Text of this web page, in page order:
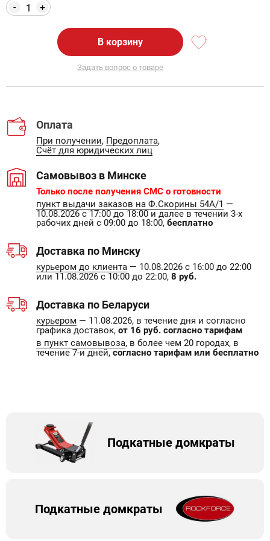
+
-
В корзину
Задать вопрос о товаре
Оплата
При получении, Предоплата,
Счёт для юридических лиц
Самовывоз в Минске
Только после получения СМС о готовности
пункт выдачи заказов на Ф.Скорины 54А/1 —
10.08.2026 с 17:00 до 18:00 и далее в течении 3-х
рабочих дней с 09:00 до 18:00, бесплатно
Доставка по Минску
курьером до клиента — 10.08.2026 с 16:00 до 22:00
или 11.08.2026 с 10:00 до 22:00, 8 руб.
Доставка по Беларуси
курьером — 11.08.2026, в течение дня и согласно
графика доставок, от 16 руб. согласно тарифам
в пункт самовывоза, в более чем 20 городах, в
течение 7-и дней, согласно тарифам или бесплатно
Подкатные домкраты
Подкатные домкраты